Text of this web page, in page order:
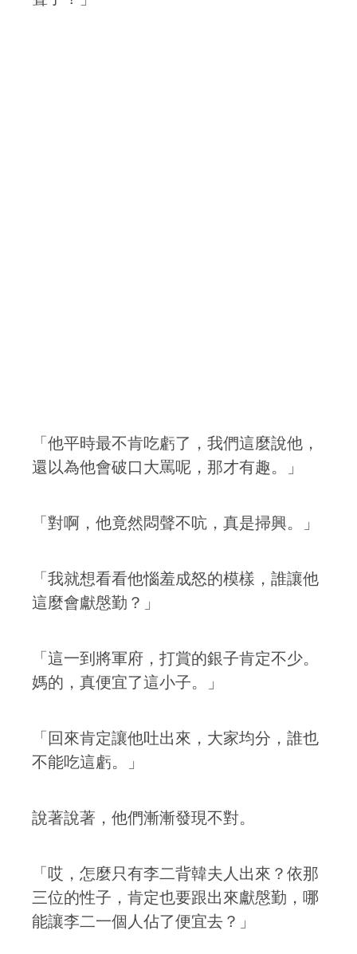
「他平時最不肯吃虧了，我們這麼說他，
還以為他會破口大罵呢，那才有趣。」
「對啊，他竟然悶聲不吭，真是掃興。」
「我就想看看他惱羞成怒的模樣，誰讓他
這麼會獻慇勤？」
「這一到將軍府，打賞的銀子肯定不少。
媽的，真便宜了這小子。」
「回來肯定讓他吐出來，大家均分，誰也
不能吃這虧。」
說著說著，他們漸漸發現不對。
「哎，怎麼只有李二背韓夫人出來？依那
三位的性子，肯定也要跟出來獻慇勤，哪
能讓李二一個人佔了便宜去？」